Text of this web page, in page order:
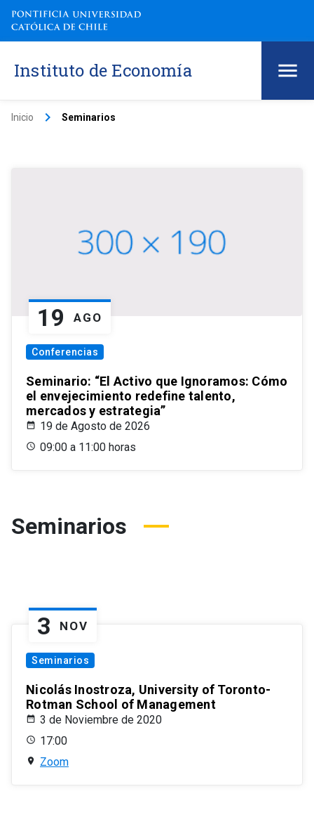
Instituto de Economía
Inicio keyboard_arrow_right Seminarios
19 AGO
Conferencias
Seminario: “El Activo que Ignoramos: Cómo
el envejecimiento redefine talento,
mercados y estrategia”
19 de Agosto de 2026
09:00 a 11:00 horas
Seminarios
3 NOV
Seminarios
Nicolás Inostroza, University of Toronto-
Rotman School of Management
3 de Noviembre de 2020
17:00
Zoom